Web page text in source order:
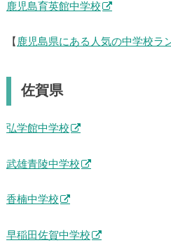
鹿児島育英館中学校
【 鹿児島県にある人気の中学校ラ
佐賀県
弘学館中学校
武雄青陵中学校
香楠中学校
早稲田佐賀中学校